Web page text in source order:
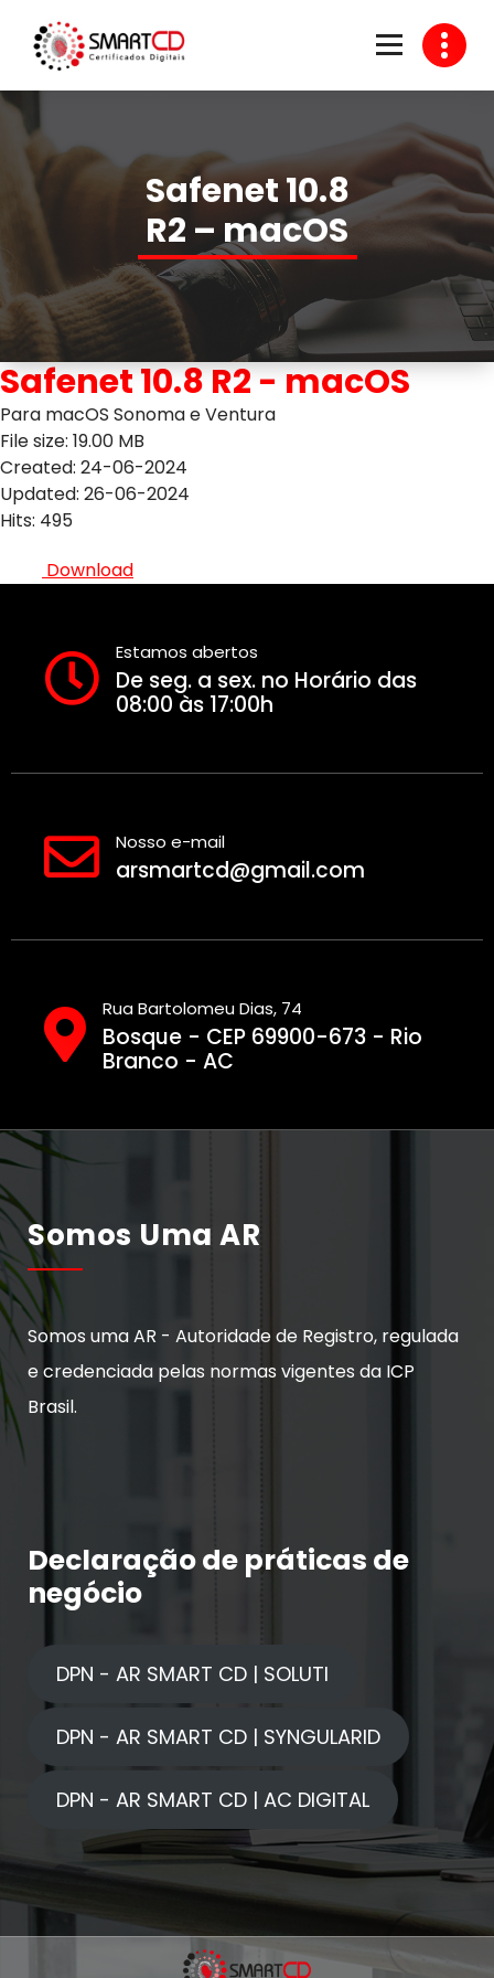
content
Safenet 10.8
R2 – macOS
Safenet 10.8 R2 - macOS
Para macOS Sonoma e Ventura
File size: 19.00 MB
Created: 24-06-2024
Updated: 26-06-2024
Hits: 495
Download
Estamos abertos
De seg. a sex. no Horário das
08:00 às 17:00h
Nosso e-mail
arsmartcd@gmail.com
Rua Bartolomeu Dias, 74
Bosque - CEP 69900-673 - Rio
Branco - AC
Somos Uma AR
Somos uma AR - Autoridade de Registro, regulada
e credenciada pelas normas vigentes da ICP
Brasil.
Declaração de práticas de
negócio
DPN - AR SMART CD | SOLUTI
DPN - AR SMART CD | SYNGULARID
DPN - AR SMART CD | AC DIGITAL